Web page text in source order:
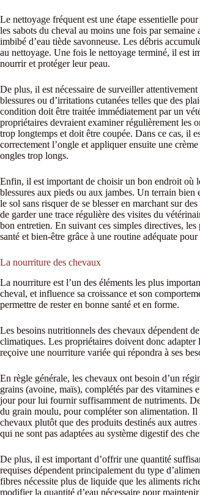
Le nettoyage fréquent est une étape essentielle
les sabots du cheval au moins une fois par
imbibé d’eau tiède savonneuse. Les débris
au nettoyage. Une fois le nettoyage terminé, il est
nourrir et protéger leur peau.
De plus, il est nécessaire de surveiller
blessures ou d’irritations cutanées telles que des
condition doit être traitée immédiatement par un
propriétaires devraient examiner régulièrement les
trop longtemps et doit être coupée. Dans ce cas, il
correctement l’ongle et appliquer ensuite une
ongles trop longs.
Enfin, il est important de choisir un bon endroit où
blessures aux pieds ou aux jambes. Un terrain
le sol sans risquer de se blesser en marchant sur
de garder une trace régulière des visites du
bon entretien. En suivant ces simples directives,
santé et bien-être grâce à une routine adéquate
La nourriture des chevaux
La nourriture est l’un des éléments les plus
cheval, et influence sa croissance et son
permettre de rester en bonne santé et en forme.
Les besoins nutritionnels des chevaux dépendent
climatiques. Les propriétaires doivent donc
reçoive une nourriture variée qui répondra à ses
En règle générale, les chevaux ont besoin d’un
grains (avoine, maïs), complétés par des vitamines
jour pour lui fournir suffisamment de nutriments.
du grain moulu, pour compléter son alimentation. Il
chevaux plutôt que des produits destinés aux
qui ne sont pas adaptées au système digestif des
De plus, il est important d’offrir une quantité
requises dépendent principalement du type
fibres nécessite plus de liquide que les aliments
modifier la quantité d’eau nécessaire pour